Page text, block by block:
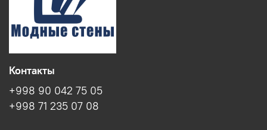
Контакты
+998 90 042 75 05
+998 71 235 07 08